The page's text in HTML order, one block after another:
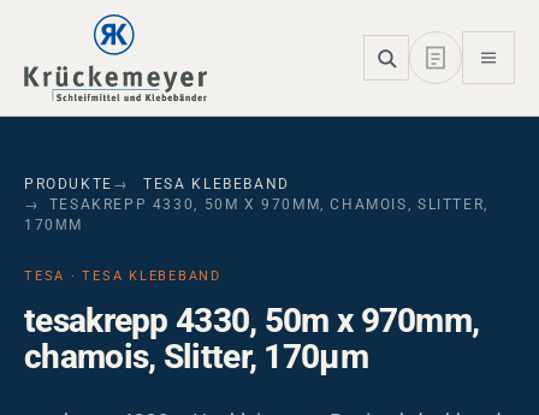
Skip to main navigation
Skip to main content
Skip to page footer
PRODUKTE
TESA KLEBEBAND
TESAKREPP 4330, 50M X 970MM, CHAMOIS, SLITTER,
170ΜM
TESA · TESA KLEBEBAND
tesakrepp 4330, 50m x 970mm,
chamois, Slitter, 170µm